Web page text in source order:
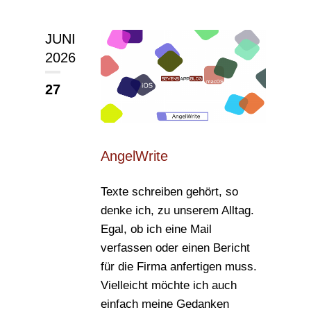
JUNI
2026
27
AngelWrite
Texte schreiben gehört, so
denke ich, zu unserem Alltag.
Egal, ob ich eine Mail
verfassen oder einen Bericht
für die Firma anfertigen muss.
Vielleicht möchte ich auch
einfach meine Gedanken